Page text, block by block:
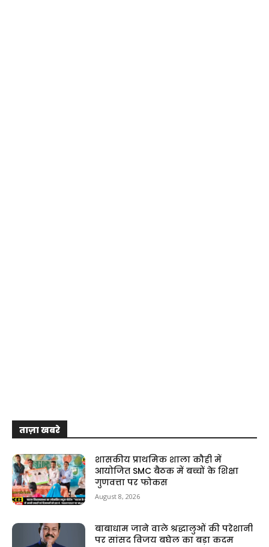
ताज़ा खबरे
शासकीय प्राथमिक शाला कौही में
आयोजित SMC बैठक में बच्चों के शिक्षा
गुणवत्ता पर फोकस
August 8, 2026
बाबाधाम जाने वाले श्रद्धालुओं की परेशानी
पर सांसद विजय बघेल का बड़ा कदम